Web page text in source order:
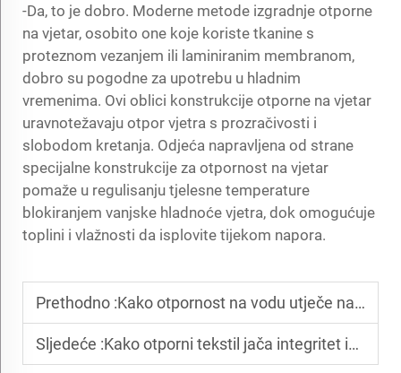
-Da, to je dobro. Moderne metode izgradnje otporne
na vjetar, osobito one koje koriste tkanine s
proteznom vezanjem ili laminiranim membranom,
dobro su pogodne za upotrebu u hladnim
vremenima. Ovi oblici konstrukcije otporne na vjetar
uravnotežavaju otpor vjetra s prozračivosti i
slobodom kretanja. Odjeća napravljena od strane
specijalne konstrukcije za otpornost na vjetar
pomaže u regulisanju tjelesne temperature
blokiranjem vanjske hladnoće vjetra, dok omogućuje
toplini i vlažnosti da isplovite tijekom napora.
Prethodno :Kako otpornost na vodu utječe na negu tkanine i dugotrajnost pranja?
Sljedeće :Kako otporni tekstil jača integritet izolatornog sustava?